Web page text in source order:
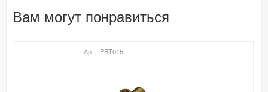
Вам могут понравиться
Арт.: PBT015